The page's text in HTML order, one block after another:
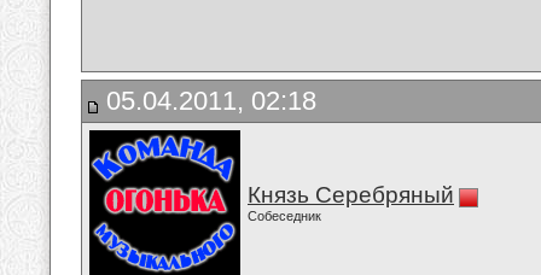
05.04.2011, 02:18
Князь Серебряный
Собеседник